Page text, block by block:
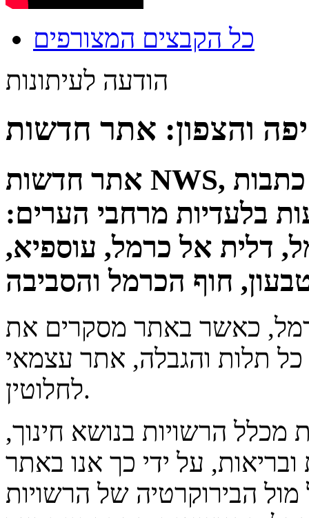
כל הקבצים המצורפים
הודעה לעיתונות
אתר חדשות NWS, הינו האתר המוביל בסקופים, כתבות
בלעדיות מרחבי הערים:
דלית אל כרמל, עוספיא,
חוף הכרמל והסביבה
כאשר באתר מסקרים את
כל תלות והגבלה, אתר עצמאי
לחלוטין.
מכלל הרשויות בנושא חינוך,
על ידי כך אנו באתר
הבירוקרטיה של הרשויות